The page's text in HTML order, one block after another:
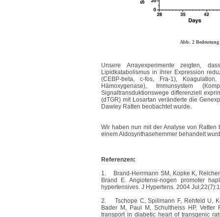
Abb. 2 Bedeutung
Unsere Arrayexperimente zeigten,
Lipidkatabolismus in ihrer Expression
(CEBP-beta, c-fos, Fra-1),
Hämoxygenase), Immunsystem
Signaltransduktionswege differenziell
(dTGR) mit Losartan veränderte die
Dawley Ratten beobachtet wurde.
Wir haben nun mit der Analyse von
einem Aldosynthasehemmer behandelt
Referenzen:
1.
Brand-Herrmann SM, Kopke K,
Brand E. Angiotensi-nogen promoter
hypertensives. J Hypertens. 2004
2.
Tschope C, Spillmann F, Rehfeld U,
Bader M, Paul M, Schultheiss HP, Vetter
transport in diabetic heart of transgenic